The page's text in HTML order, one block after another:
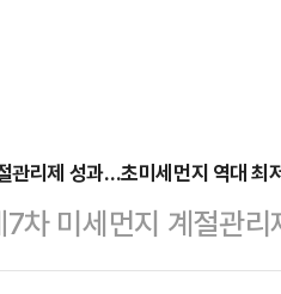
관리제 성과…초미세먼지 역대 최
7차 미세먼지 계절관
했다.부천시는 지난